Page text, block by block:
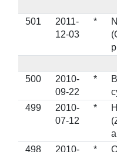
501
2011-
12-03
*
500
2010-
09-22
*
499
2010-
07-12
*
498
2010-
*